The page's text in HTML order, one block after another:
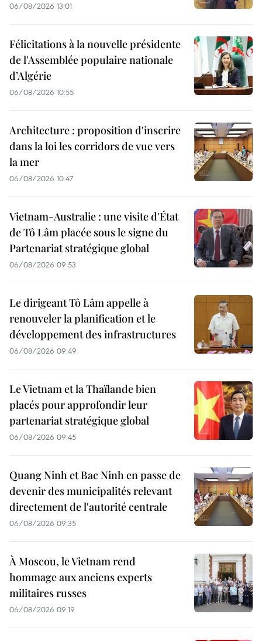
06/08/2026 13:01
Félicitations à la nouvelle présidente
de l'Assemblée populaire nationale
d’Algérie
06/08/2026 10:55
Architecture : proposition d'inscrire
dans la loi les corridors de vue vers
la mer
06/08/2026 10:47
Vietnam-Australie : une visite d'État
de Tô Lâm placée sous le signe du
Partenariat stratégique global
06/08/2026 09:53
Le dirigeant Tô Lâm appelle à
renouveler la planification et le
développement des infrastructures
06/08/2026 09:49
Le Vietnam et la Thaïlande bien
placés pour approfondir leur
partenariat stratégique global
06/08/2026 09:45
Quang Ninh et Bac Ninh en passe de
devenir des municipalités relevant
directement de l'autorité centrale
06/08/2026 09:35
À Moscou, le Vietnam rend
hommage aux anciens experts
militaires russes
06/08/2026 09:19